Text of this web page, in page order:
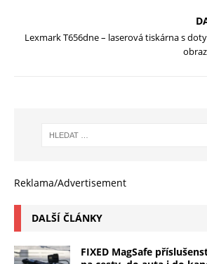
Lexmark T656dne – laserová tiskárna s
Reklama/Advertisement
DALŠÍ ČLÁNKY
FIXED MagSafe